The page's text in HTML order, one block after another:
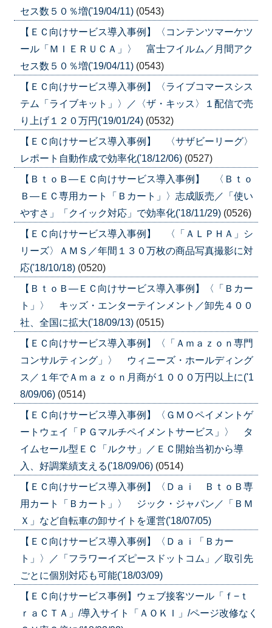
セス数５０％増('19/04/11) (0543)
【ＥＣ向けサービス導入事例】〈コンテンツマーケツ
ール「ＭＩＥＲＵＣＡ」〉 富士フイルム／月間アク
セス数５０％増('19/04/11) (0543)
【ＥＣ向けサービス導入事例】〈ライブコマースシス
テム「ライブキット」〉／〈ザ・キッス〉１配信で売
り上げ１２０万円('19/01/24) (0532)
【ＥＣ向けサービス導入事例】 〈サザビーリーグ〉
レポート自動作成で効率化('18/12/06) (0527)
【ＢｔｏＢ―ＥＣ向けサービス導入事例】 〈Ｂｔｏ
Ｂ―ＥＣ専用カート「Ｂカート」〉志成販売／「使い
やすさ」「クイック対応」で効率化('18/11/29) (0526)
【ＥＣ向けサービス導入事例】 〈「ＡＬＰＨＡ」シ
リーズ〉ＡＭＳ／年間１３０万枚の商品写真撮影に対
応('18/10/18) (0520)
【ＢｔｏＢ―ＥＣ向けサービス導入事例】〈「Ｂカー
ト」〉 キッズ・エンターテインメント／卸先４００
社、全国に拡大('18/09/13) (0515)
【ＥＣ向けサービス導入事例】〈「Ａｍａｚｏｎ専門
コンサルティング」〉 ウィニーズ・ホールディング
ス／１年でＡｍａｚｏｎ月商が１０００万円以上に('1
8/09/06) (0514)
【ＥＣ向けサービス導入事例】〈ＧＭＯペイメントゲ
ートウェイ「ＰＧマルチペイメントサービス」〉 タ
イムセール型ＥＣ「ルクサ」／ＥＣ開始当初から導
入、好調業績支える('18/09/06) (0514)
【ＥＣ向けサービス導入事例】〈Ｄａｉ ＢｔｏＢ専
用カート「Ｂカート」〉 ジック・ジャパン／「ＢＭ
Ｘ」など自転車の卸サイトを運営('18/07/05)
【ＥＣ向けサービス導入事例】〈Ｄａｉ「Ｂカー
ト」〉／「フラワーイズピースドットコム」／取引先
ごとに個別対応も可能('18/03/09)
【ＥＣ向けサービス事例】ウェブ接客ツール「ｆ−ｔ
ｒａＣＴＡ」/導入サイト「ＡＯＫＩ」/ページ改修なく